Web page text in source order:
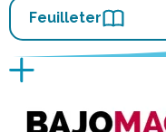
Feuilleter